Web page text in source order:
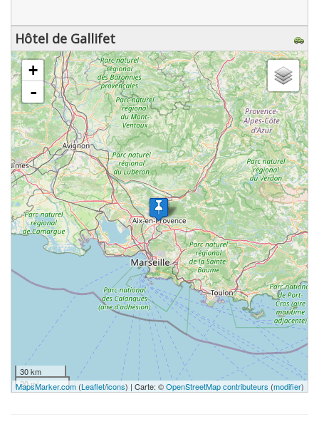
Hôtel de Gallifet
chargement de la carte - veuillez patienter...
+
-
30 km
20 mi
MapsMarker.com (Leaflet/icons) | Carte: ©OpenStreetMap contributeurs (modifier)